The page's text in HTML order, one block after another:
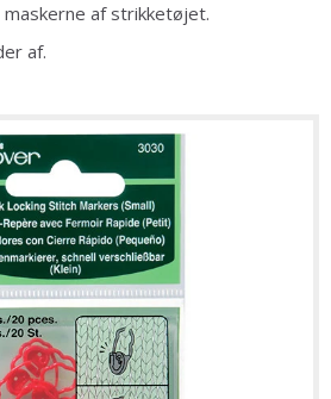
af strikketøjet.
af.